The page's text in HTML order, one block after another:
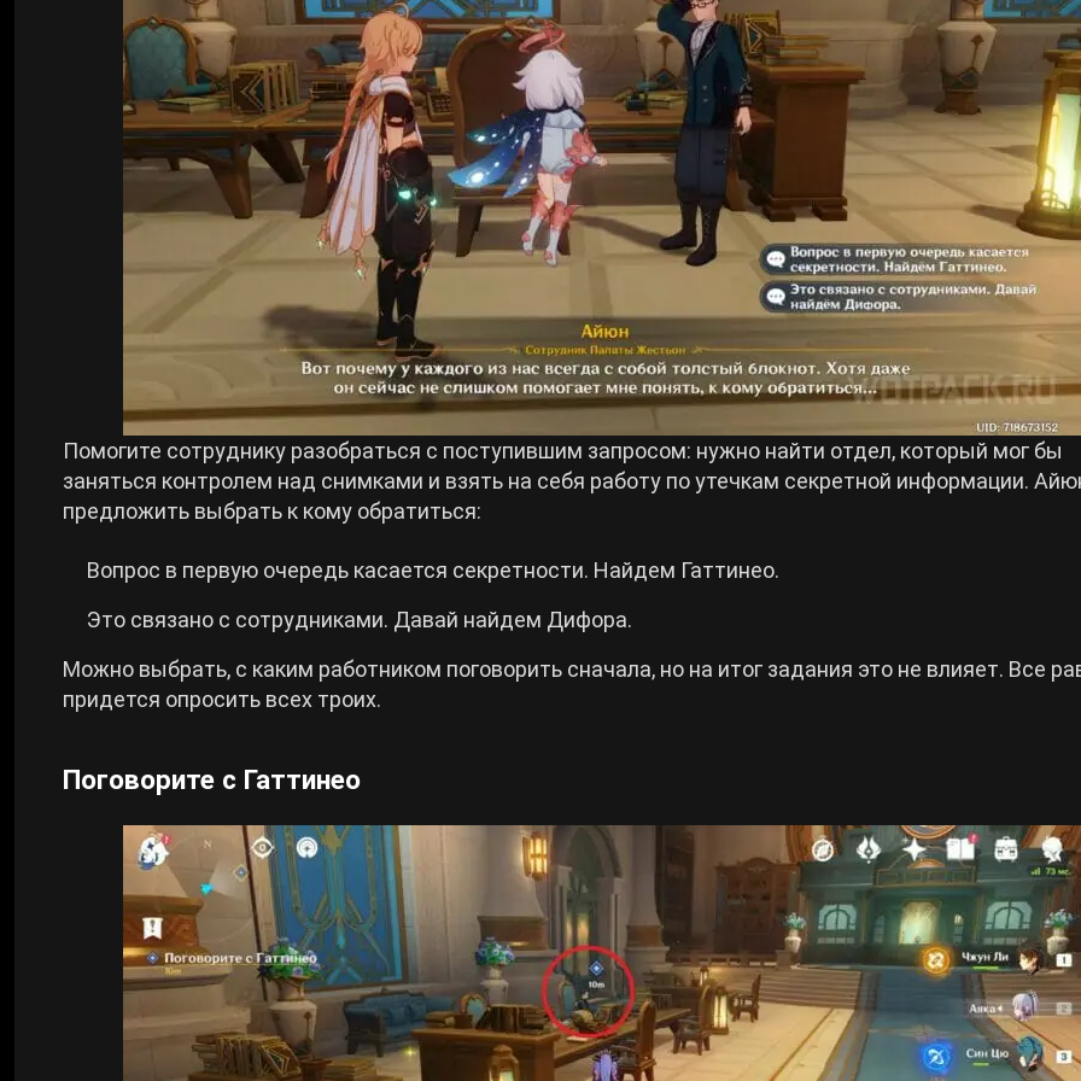
Помогите сотруднику разобраться с поступившим запросом: нужно найти отдел, который мог бы
заняться контролем над снимками и взять на себя работу по утечкам секретной информации.
предложить выбрать к кому обратиться:
Вопрос в первую очередь касается секретности. Найдем Гаттинео.
Это связано с сотрудниками. Давай найдем Дифора.
Можно выбрать, с каким работником поговорить сначала, но на итог задания это не влияет. Все
придется опросить всех троих.
Поговорите с Гаттинео